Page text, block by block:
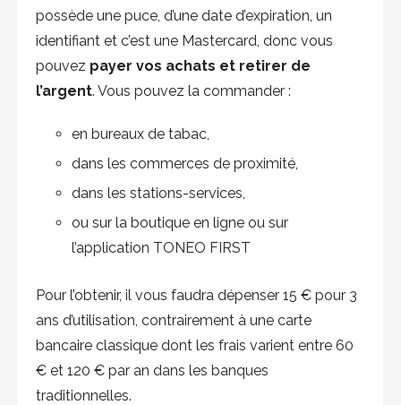
possède une puce, d’une date d’expiration, un
identifiant et c’est une Mastercard, donc vous
pouvez payer vos achats et retirer de
l’argent. Vous pouvez la commander :
en bureaux de tabac,
dans les commerces de proximité,
dans les stations-services,
ou sur la boutique en ligne ou sur
l’application TONEO FIRST
Pour l’obtenir, il vous faudra dépenser 15 € pour 3
ans d’utilisation, contrairement à une carte
bancaire classique dont les frais varient entre 60
€ et 120 € par an dans les banques
traditionnelles.